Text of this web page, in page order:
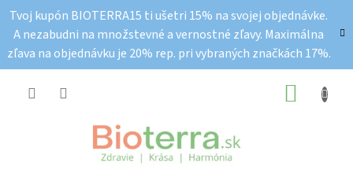
obsah
Tvoj kupón BIOTERRA15 ti ušetri 15% na svojej objednávke.
A nezabudni na množstevné a vernostné zľavy. Maximálna
zľava na objednávku je 20% rep. pri vybraných značkách 17%.